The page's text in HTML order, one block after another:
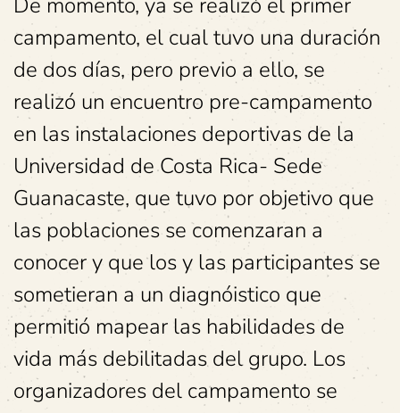
campamento, el cual tuvo una duración
de dos días, pero previo a ello, se
realizó un encuentro pre-campamento
en las instalaciones deportivas de la
Universidad de Costa Rica- Sede
Guanacaste, que tuvo por objetivo que
las poblaciones se comenzaran a
conocer y que los y las participantes se
sometieran a un diagnóistico que
permitió mapear las habilidades de
vida más debilitadas del grupo. Los
organizadores del campamento se